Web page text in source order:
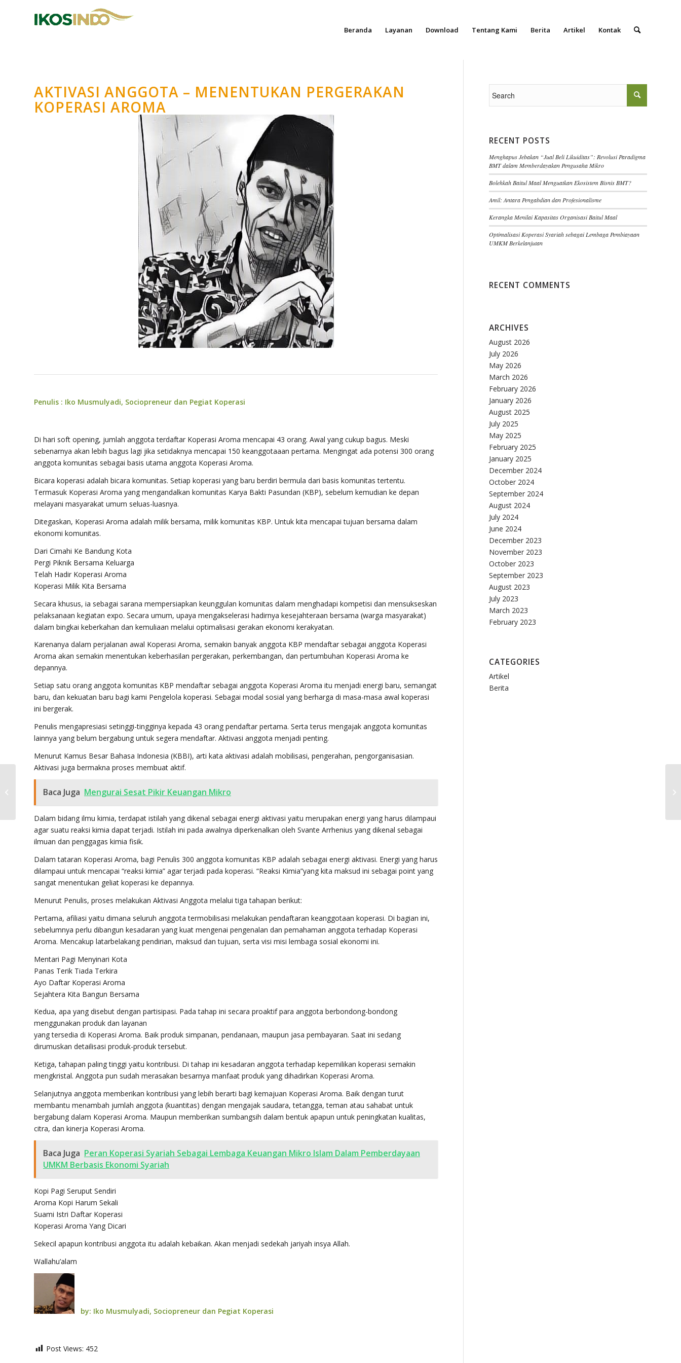
Beranda Layanan Download Tentang Kami Berita Artikel Kontak
AKTIVASI ANGGOTA – MENENTUKAN PERGERAKAN
KOPERASI AROMA
Penulis : Iko Musmulyadi, Sociopreneur dan Pegiat Koperasi
Di hari soft opening, jumlah anggota terdaftar Koperasi Aroma mencapai 43 orang. Awal yang cukup bagus. Meski
sebenarnya akan lebih bagus lagi jika setidaknya mencapai 150 keanggotaaan pertama. Mengingat ada potensi 300 orang
anggota komunitas sebagai basis utama anggota Koperasi Aroma.
Bicara koperasi adalah bicara komunitas. Setiap koperasi yang baru berdiri bermula dari basis komunitas tertentu.
Termasuk Koperasi Aroma yang mengandalkan komunitas Karya Bakti Pasundan (KBP), sebelum kemudian ke depan
melayani masyarakat umum seluas-luasnya.
Ditegaskan, Koperasi Aroma adalah milik bersama, milik komunitas KBP. Untuk kita mencapai tujuan bersama dalam
ekonomi komunitas.
Dari Cimahi Ke Bandung Kota
Pergi Piknik Bersama Keluarga
Telah Hadir Koperasi Aroma
Koperasi Milik Kita Bersama
Secara khusus, ia sebagai sarana mempersiapkan keunggulan komunitas dalam menghadapi kompetisi dan mensukseskan
pelaksanaan kegiatan expo. Secara umum, upaya mengakselerasi hadirnya kesejahteraan bersama (warga masyarakat)
dalam bingkai keberkahan dan kemuliaan melalui optimalisasi gerakan ekonomi kerakyatan.
Karenanya dalam perjalanan awal Koperasi Aroma, semakin banyak anggota KBP mendaftar sebagai anggota Koperasi
Aroma akan semakin menentukan keberhasilan pergerakan, perkembangan, dan pertumbuhan Koperasi Aroma ke
depannya.
Setiap satu orang anggota komunitas KBP mendaftar sebagai anggota Koperasi Aroma itu menjadi energi baru, semangat
baru, dan kekuatan baru bagi kami Pengelola koperasi. Sebagai modal sosial yang berharga di masa-masa awal koperasi
ini bergerak.
Penulis mengapresiasi setinggi-tingginya kepada 43 orang pendaftar pertama. Serta terus mengajak anggota komunitas
lainnya yang belum bergabung untuk segera mendaftar. Aktivasi anggota menjadi penting.
Menurut Kamus Besar Bahasa Indonesia (KBBI), arti kata aktivasi adalah mobilisasi, pengerahan, pengorganisasian.
Aktivasi juga bermakna proses membuat aktif.
Baca Juga Mengurai Sesat Pikir Keuangan Mikro
Dalam bidang ilmu kimia, terdapat istilah yang dikenal sebagai energi aktivasi yaitu merupakan energi yang harus dilampaui
agar suatu reaksi kimia dapat terjadi. Istilah ini pada awalnya diperkenalkan oleh Svante Arrhenius yang dikenal sebagai
ilmuan dan penggagas kimia fisik.
Dalam tataran Koperasi Aroma, bagi Penulis 300 anggota komunitas KBP adalah sebagai energi aktivasi. Energi yang harus
dilampaui untuk mencapai “reaksi kimia” agar terjadi pada koperasi. “Reaksi Kimia”yang kita maksud ini sebagai point yang
sangat menentukan geliat koperasi ke depannya.
Menurut Penulis, proses melakukan Aktivasi Anggota melalui tiga tahapan berikut:
Pertama, afiliasi yaitu dimana seluruh anggota termobilisasi melakukan pendaftaran keanggotaan koperasi. Di bagian ini,
sebelumnya perlu dibangun kesadaran yang kuat mengenai pengenalan dan pemahaman anggota terhadap Koperasi
Aroma. Mencakup latarbelakang pendirian, maksud dan tujuan, serta visi misi lembaga sosial ekonomi ini.
Mentari Pagi Menyinari Kota
Panas Terik Tiada Terkira
Ayo Daftar Koperasi Aroma
Sejahtera Kita Bangun Bersama
Kedua, apa yang disebut dengan partisipasi. Pada tahap ini secara proaktif para anggota berbondong-bondong
menggunakan produk dan layanan
yang tersedia di Koperasi Aroma. Baik produk simpanan, pendanaan, maupun jasa pembayaran. Saat ini sedang
dirumuskan detailisasi produk-produk tersebut.
Ketiga, tahapan paling tinggi yaitu kontribusi. Di tahap ini kesadaran anggota terhadap kepemilikan koperasi semakin
mengkristal. Anggota pun sudah merasakan besarnya manfaat produk yang dihadirkan Koperasi Aroma.
Selanjutnya anggota memberikan kontribusi yang lebih berarti bagi kemajuan Koperasi Aroma. Baik dengan turut
membantu menambah jumlah anggota (kuantitas) dengan mengajak saudara, tetangga, teman atau sahabat untuk
bergabung dalam Koperasi Aroma. Maupun memberikan sumbangsih dalam bentuk apapun untuk peningkatan kualitas,
citra, dan kinerja Koperasi Aroma.
Baca Juga Peran Koperasi Syariah Sebagai Lembaga Keuangan Mikro Islam Dalam Pemberdayaan
UMKM Berbasis Ekonomi Syariah
Kopi Pagi Seruput Sendiri
Aroma Kopi Harum Sekali
Suami Istri Daftar Koperasi
Koperasi Aroma Yang Dicari
Sekecil apapun kontribusi anggota itu adalah kebaikan. Akan menjadi sedekah jariyah insya Allah.
Wallahu’alam
by: Iko Musmulyadi, Sociopreneur dan Pegiat Koperasi
Post Views: 452
RECENT POSTS
Menghapus Jebakan “Jual Beli Likuiditas”: Revolusi Paradigma
BMT dalam Memberdayakan Pengusaha Mikro
Bolehkah Baitul Maal Menguatkan Ekosistem Bisnis BMT?
Amil: Antara Pengabdian dan Profesionalisme
Kerangka Menilai Kapasitas Organisasi Baitul Maal
Optimalisasi Koperasi Syariah sebagai Lembaga Pembiayaan
UMKM Berkelanjutan
RECENT COMMENTS
ARCHIVES
August 2026
July 2026
May 2026
March 2026
February 2026
January 2026
August 2025
July 2025
May 2025
February 2025
January 2025
December 2024
October 2024
September 2024
August 2024
July 2024
June 2024
December 2023
November 2023
October 2023
September 2023
August 2023
July 2023
March 2023
February 2023
CATEGORIES
Artikel
Berita
Membangun Sejahtera
Bersama Dalam
Keberkahan dan
Kem...